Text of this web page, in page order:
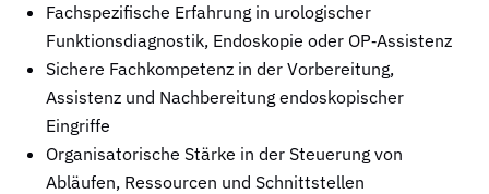
Fachspezifische Erfahrung in urologischer
Funktionsdiagnostik, Endoskopie oder OP‑Assistenz
Sichere Fachkompetenz in der Vorbereitung,
Assistenz und Nachbereitung endoskopischer
Eingriffe
Organisatorische Stärke in der Steuerung von
Abläufen, Ressourcen und Schnittstellen